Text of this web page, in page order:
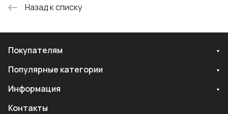
Назад к списку
Покупателям
Популярные категории
Информация
Контакты